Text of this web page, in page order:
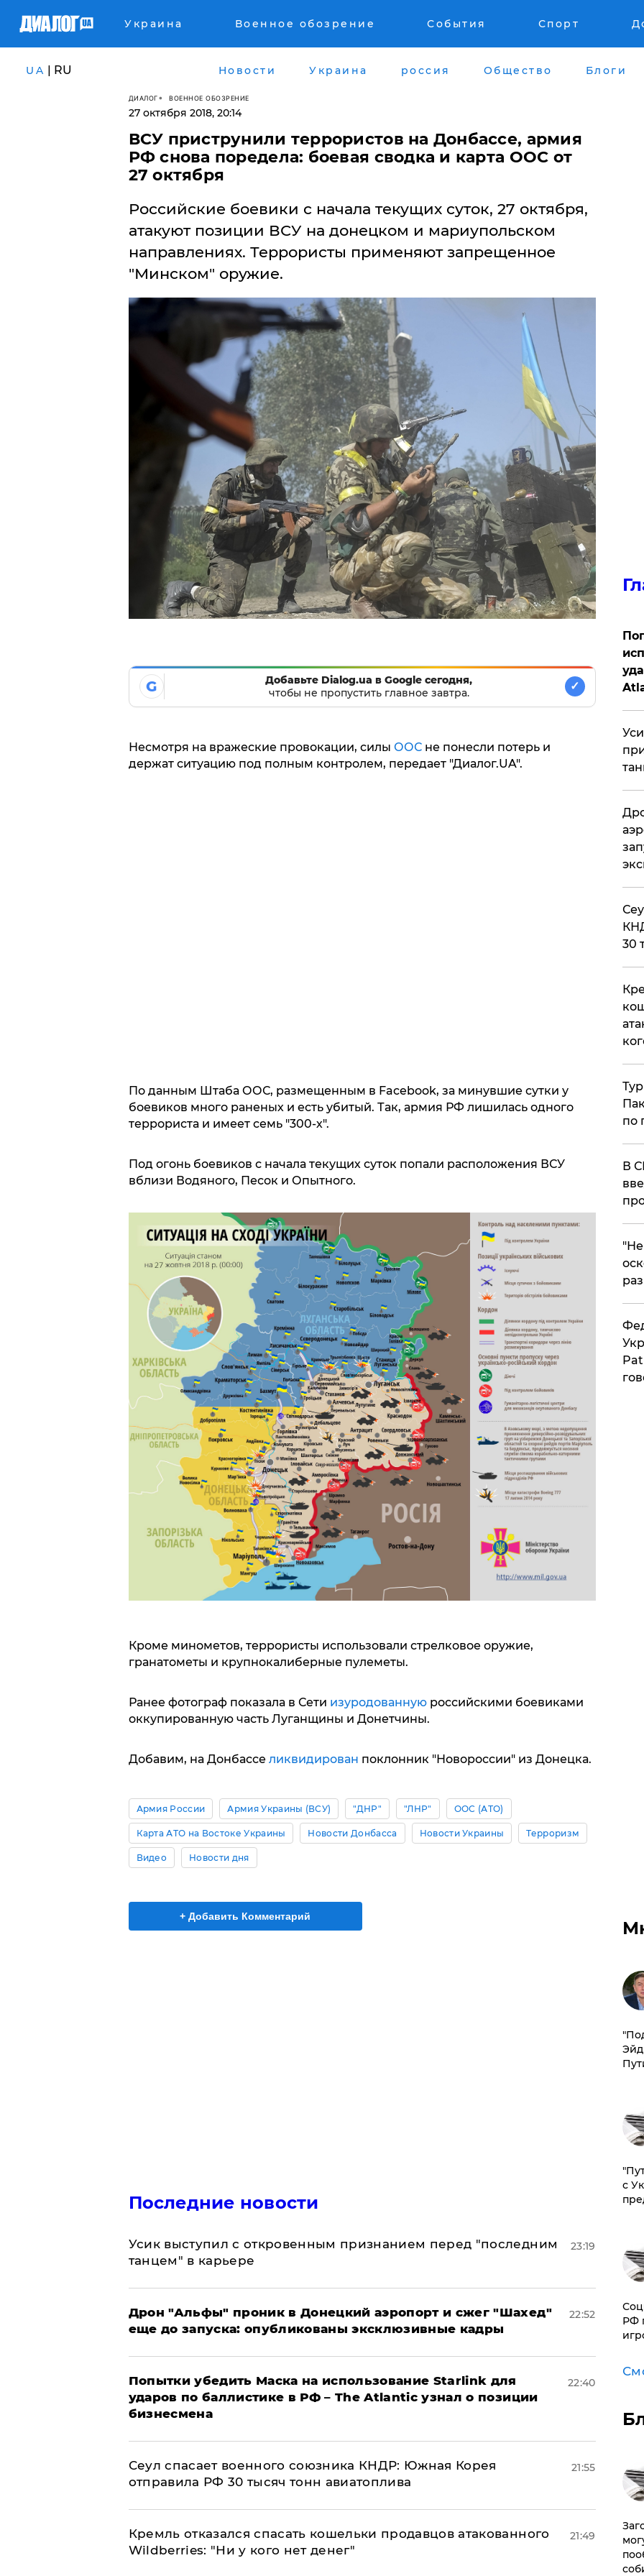
Украина Военное обозрение События Спорт
UA | RU Новости Украина россия Общество Блоги
ДИАЛОГ ВОЕННОЕ ОБОЗРЕНИЕ
27 октября 2018, 20:14
ВСУ приструнили террористов на Донбассе, армия
РФ снова поредела: боевая сводка и карта ООС от
27 октября
Российские боевики с начала текущих суток, 27 октября,
атакуют позиции ВСУ на донецком и мариупольском
направлениях. Террористы применяют запрещенное
"Минском" оружие.
G
Добавьте Dialog.ua в Google сегодня,
чтобы не пропустить главное завтра.
✓
Несмотря на вражеские провокации, силы ООСне понесли потерь и
держат ситуацию под полным контролем, передает "Диалог.UA".
По данным Штаба ООС, размещенным в Facebook, за минувшие сутки у
боевиков много раненых и есть убитый. Так, армия РФ лишилась одного
террориста и имеет семь "300-х".
Под огонь боевиков с начала текущих суток попали расположения ВСУ
вблизи Водяного, Песок и Опытного.
Кроме минометов, террористы использовали стрелковое оружие,
гранатометы и крупнокалиберные пулеметы.
Ранее фотограф показала в Сети изуродованнуюроссийскими боевиками
оккупированную часть Луганщины и Донетчины.
Добавим, на Донбассе ликвидирован поклонник "Новороссии" из Донецка.
Армия России Армия Украины (ВСУ) "ДНР" "ЛНР" ООС (АТО)
Карта АТО на Востоке Украины Новости Донбасса Новости Украины Терроризм
Видео Новости дня
+ Добавить Комментарий
Последние новости
Усик выступил с откровенным признанием перед "последним
танцем" в карьере
23:19
Дрон "Альфы" проник в Донецкий аэропорт и сжег "Шахед"
еще до запуска: опубликованы эксклюзивные кадры
22:52
Попытки убедить Маска на использование Starlink для
ударов по баллистике в РФ – The Atlantic узнал о позиции
бизнесмена
22:40
​Сеул спасает военного союзника КНДР: Южная Корея
отправила РФ 30 тысяч тонн авиатоплива
21:55
Кремль отказался спасать кошельки продавцов атакованного
Wildberries: "Ни у кого нет денег"
21:49
30
по
В
с
РФ